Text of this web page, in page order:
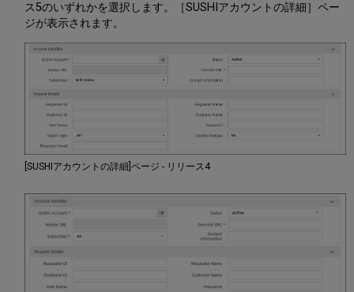
ス5のいずれかを選択します。［SUSHIアカウントの詳細］ペー
ジが表示されます。
[SUSHIアカウントの詳細]ページ - リリース4